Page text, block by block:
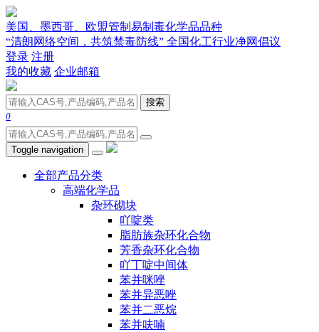
美国、墨西哥、欧盟管制易制毒化学品品种
“清朗网络空间，共筑禁毒防线” 全国化工行业净网倡议
登录 注册
我的收藏 企业邮箱
搜索
0
Toggle navigation
全部产品分类
高端化学品
杂环砌块
吖啶类
脂肪族杂环化合物
芳香杂环化合物
吖丁啶中间体
苯并咪唑
苯并异恶唑
苯并二恶烷
苯并呋喃